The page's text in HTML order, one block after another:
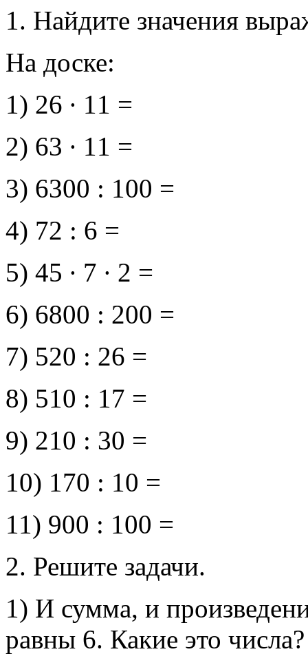
1. Найдите значения
На доске:
1) 26 ∙ 11 =
2) 63 ∙ 11 =
3) 6300 : 100 =
4) 72 : 6 =
5) 45 ∙ 7 ∙ 2 =
6) 6800 : 200 =
7) 520 : 26 =
8) 510 : 17 =
9) 210 : 30 =
10) 170 : 10 =
11) 900 : 100 =
2. Решите задачи.
1) И сумма, и
равны 6. Какие это